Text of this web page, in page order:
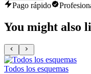
Pago rápido
You might also
Todos los esquemas